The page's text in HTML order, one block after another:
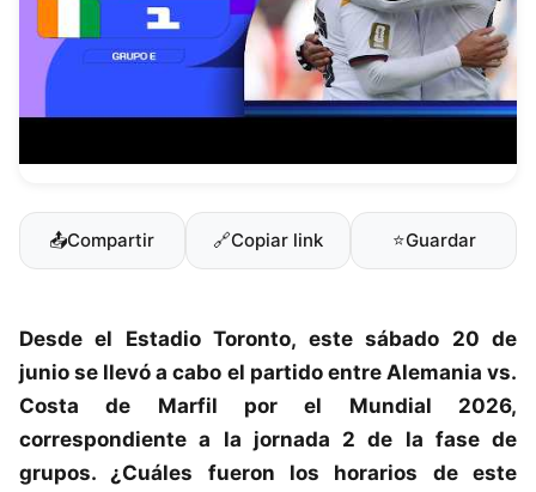
📤Compartir 🔗Copiar link ⭐Guardar
Desde el Estadio Toronto, este sábado 20 de
junio se llevó a cabo el partido entre Alemania vs.
Costa de Marfil por el Mundial 2026,
correspondiente a la jornada 2 de la fase de
grupos. ¿Cuáles fueron los horarios de este